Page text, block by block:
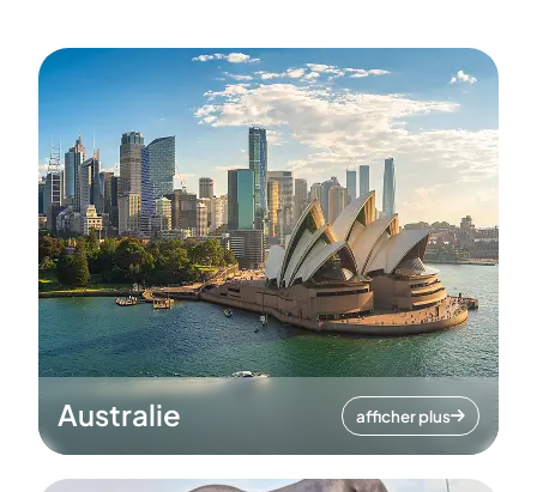
Australie afficher plus